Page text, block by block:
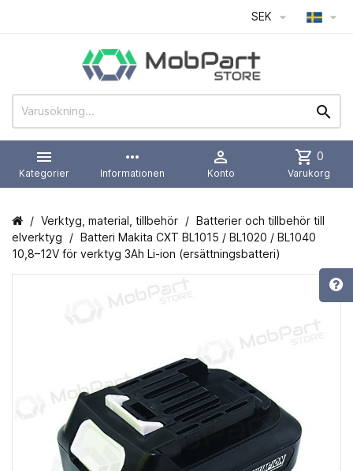
SEK  


Kategorier
more_horiz
Informationen

Konto
shopping_cart 0
Varukorg
Verktyg, material, tillbehör
Batterier och tillbehör till
elverktyg
Batteri Makita CXT BL1015 / BL1020 / BL1040
10,8–12V för verktyg 3Ah Li-ion (ersättningsbatteri)